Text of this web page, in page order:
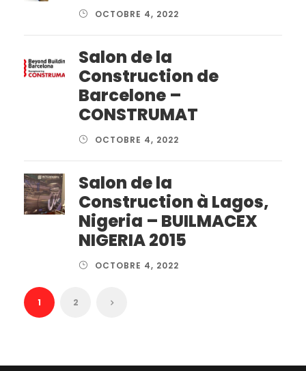
OCTOBRE 4, 2022
Salon de la
Construction de
Barcelone –
CONSTRUMAT
OCTOBRE 4, 2022
Salon de la
Construction à Lagos,
Nigeria – BUILMACEX
NIGERIA 2015
OCTOBRE 4, 2022
1 2